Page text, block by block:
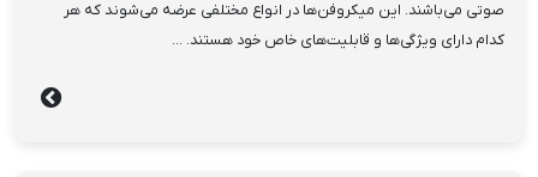
صوتی می‌باشند. این میکروفن‌ها در انواع مختلفی عرضه می‌شوند که هر
کدام دارای ویژگی‌ها و قابلیت‌های خاص خود هستند. ...